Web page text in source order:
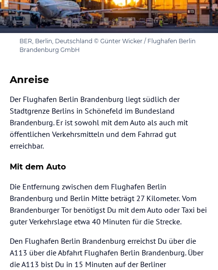
BER, Berlin, Deutschland © Günter Wicker / Flughafen Berlin
Brandenburg GmbH
Anreise
Der Flughafen Berlin Brandenburg liegt südlich der
Stadtgrenze Berlins in Schönefeld im Bundesland
Brandenburg. Er ist sowohl mit dem Auto als auch mit
öffentlichen Verkehrsmitteln und dem Fahrrad gut
erreichbar.
Mit dem Auto
Die Entfernung zwischen dem Flughafen Berlin
Brandenburg und Berlin Mitte beträgt 27 Kilometer. Vom
Brandenburger Tor benötigst Du mit dem Auto oder Taxi bei
guter Verkehrslage etwa 40 Minuten für die Strecke.
Den Flughafen Berlin Brandenburg erreichst Du über die
A113 über die Abfahrt Flughafen Berlin Brandenburg. Über
die A113 bist Du in 15 Minuten auf der Berliner